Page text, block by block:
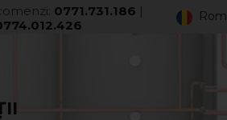
0771.731.186 |